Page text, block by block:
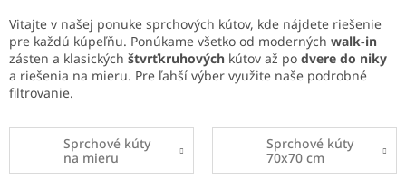
Vitajte v našej ponuke sprchových kútov, kde nájdete riešenie
pre každú kúpeľňu. Ponúkame všetko od moderných walk-in
zásten a klasických štvrťkruhových kútov až po dvere do niky
a riešenia na mieru. Pre ľahší výber využite naše podrobné
filtrovanie.
Sprchové kúty
na mieru
Sprchové kúty
70x70 cm